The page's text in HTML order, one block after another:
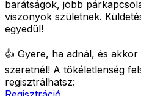
barátságok, jobb
viszonyok születnek.
egyedül!
👍 Gyere, ha adnál, és
szeretnél! A tökéletlenség
regisztrálhatsz: